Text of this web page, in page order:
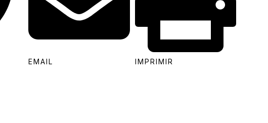
EMAIL IMPRIMIR